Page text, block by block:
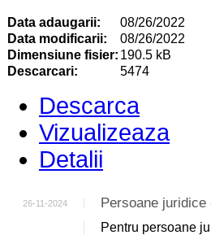
Data adaugarii:
08/26/2022
Data modificarii:
08/26/2022
Dimensiune fisier: 190.5 kB
Descarcari:
5474
Descarca
Vizualizeaza
Detalii
26-11-2024 Persoane
Pentru persoane